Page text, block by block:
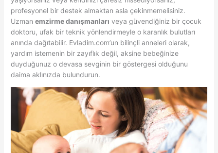
profesyonel bir destek almaktan asla çekinmemelisiniz.
Uzman emzirme danışmanları veya güvendiğiniz bir çocuk
doktoru, ufak bir teknik yönlendirmeyle o karanlık bulutları
anında dağıtabilir. Evladim.com’un bilinçli anneleri olarak,
yardım istemenin bir zayıflık değil, aksine bebeğinize
duyduğunuz o devasa sevginin bir göstergesi olduğunu
daima aklınızda bulundurun.